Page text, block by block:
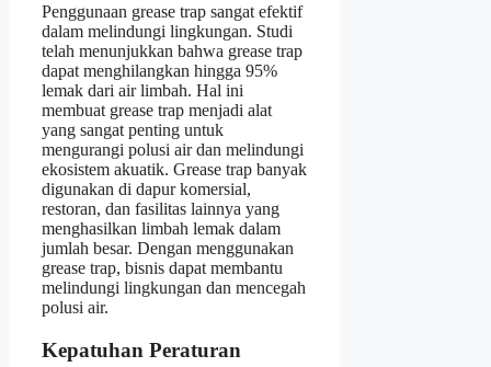
Penggunaan grease trap sangat efektif
dalam melindungi lingkungan. Studi
telah menunjukkan bahwa grease trap
dapat menghilangkan hingga 95%
lemak dari air limbah. Hal ini
membuat grease trap menjadi alat
yang sangat penting untuk
mengurangi polusi air dan melindungi
ekosistem akuatik. Grease trap banyak
digunakan di dapur komersial,
restoran, dan fasilitas lainnya yang
menghasilkan limbah lemak dalam
jumlah besar. Dengan menggunakan
grease trap, bisnis dapat membantu
melindungi lingkungan dan mencegah
polusi air.
Kepatuhan Peraturan